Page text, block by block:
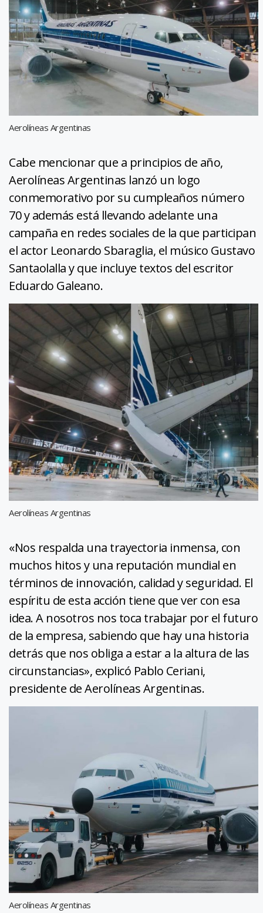
Aerolíneas Argentinas
Cabe mencionar que a principios de año,
Aerolíneas Argentinas lanzó un logo
conmemorativo por su cumpleaños número
70 y además está llevando adelante una
campaña en redes sociales de la que participan
el actor Leonardo Sbaraglia, el músico Gustavo
Santaolalla y que incluye textos del escritor
Eduardo Galeano.
Aerolíneas Argentinas
«Nos respalda una trayectoria inmensa, con
muchos hitos y una reputación mundial en
términos de innovación, calidad y seguridad. El
espíritu de esta acción tiene que ver con esa
idea. A nosotros nos toca trabajar por el futuro
de la empresa, sabiendo que hay una historia
detrás que nos obliga a estar a la altura de las
circunstancias», explicó Pablo Ceriani,
presidente de Aerolíneas Argentinas.
Aerolíneas Argentinas